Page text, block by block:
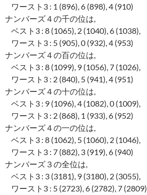
ワースト3 : 1 (896), 6 (898), 4 (910)
ナンバーズ４の千の位は,
ベスト3 : 8 (1065), 2 (1040), 6 (1038),
ワースト3 : 5 (905), 0 (932), 4 (953)
ナンバーズ４の百の位は,
ベスト3 : 8 (1099), 9 (1056), 7 (1026),
ワースト3 : 2 (840), 5 (941), 4 (951)
ナンバーズ４の十の位は,
ベスト3 : 9 (1096), 4 (1082), 0 (1009),
ワースト3 : 2 (868), 1 (933), 6 (952)
ナンバーズ４の一の位は,
ベスト3 : 8 (1062), 5 (1060), 2 (1046),
ワースト3 : 7 (882), 3 (919), 6 (940)
ナンバーズ３の全位は,
ベスト3 : 3 (3181), 9 (3180), 2 (3055),
ワースト3 : 5 (2723), 6 (2782), 7 (2809)